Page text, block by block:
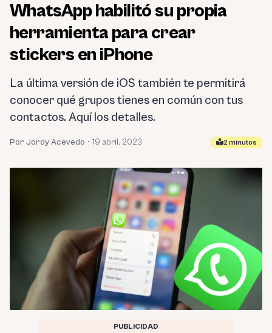
WhatsApp habilitó su propia
herramienta para crear
stickers en iPhone
La última versión de iOS también te permitirá
conocer qué grupos tienes en común con tus
contactos. Aquí los detalles.
Por Jordy Acevedo • 19 abril, 2023 2 minutos
PUBLICIDAD